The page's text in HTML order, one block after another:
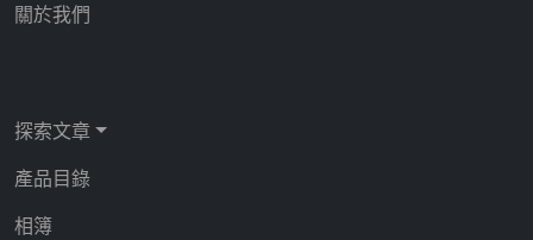
關於我們
探索文章
產品目錄
相簿